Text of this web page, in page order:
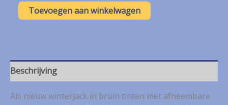
Cars
winter Toevoegen aan winkelwagen
Beschrijving
Als nieuw winterjack in bruin tinten met afneembare